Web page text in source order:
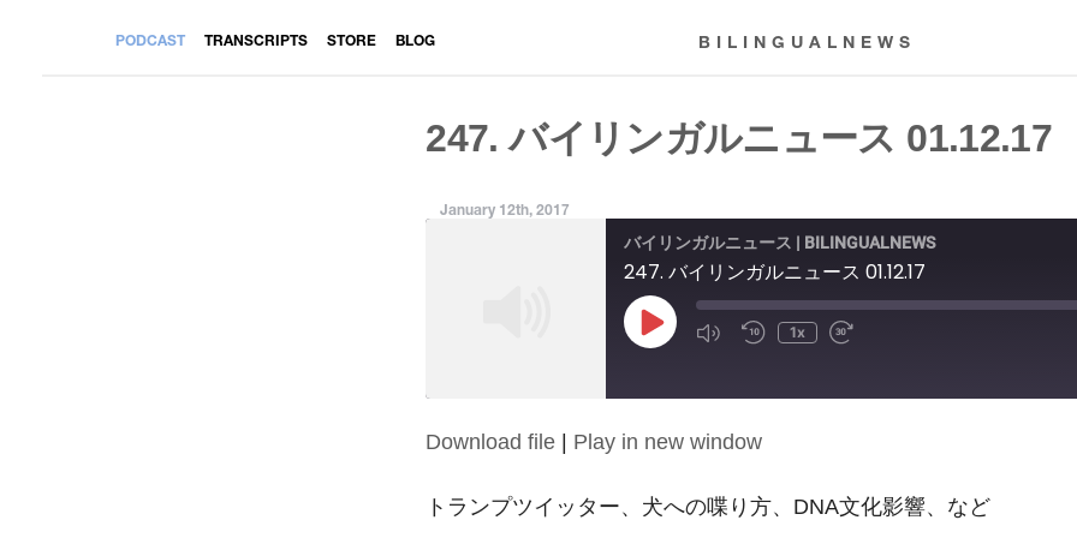
PODCAST TRANSCRIPTS STORE BLOG BILINGUALNEWS
247. バイリンガルニュース 01.12.17
January 12th, 2017
バイリンガルニュース | BILINGUALNEWS
247. バイリンガルニュース 01.12.17
Play
Episode
1x
SHARE
LINK
Download file | Play in new window
トランプツイッター、犬への喋り方、DNA文化影響、など